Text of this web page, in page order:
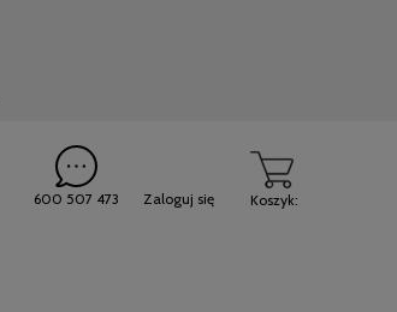
Koszyk:
600 507 473 Zaloguj się